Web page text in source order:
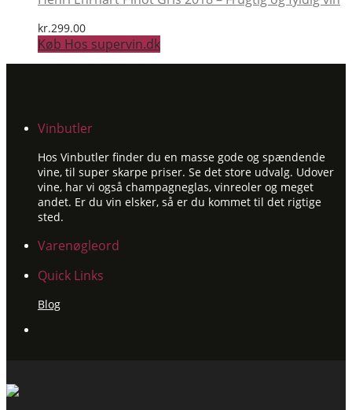
kr.299.00
Køb Hos supervin.dk
Vinbutler
Hos Vinbutler finder du en masse gode og spændende
vine, til super skarpe priser. Se det store udvalg. Udover
vine, har vi også champagneglas, vinreoler og meget
andet. Er du vin elsker, så er du kommet til det rigtige
sted.
Varenøgleord
Quick Links
Blog